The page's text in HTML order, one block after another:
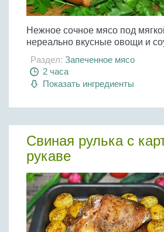
Нежное сочное мясо под
нереально вкусные овощи и
Раздел: Запеченное мясо
2 часа
Показать ингредиенты
Свиная рулька с
рукаве